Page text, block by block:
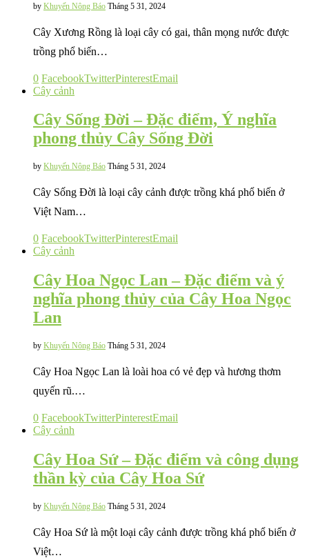
by Khuyến Nông Báo Tháng 5 31, 2024
Cây Xương Rồng là loại cây có gai, thân mọng nước được
trồng phổ biến…
0 FacebookTwitterPinterestEmail
Cây cảnh
Cây Sống Đời – Đặc điểm, Ý nghĩa
phong thủy Cây Sống Đời
by Khuyến Nông Báo Tháng 5 31, 2024
Cây Sống Đời là loại cây cảnh được trồng khá phổ biến ở
Việt Nam…
0 FacebookTwitterPinterestEmail
Cây cảnh
Cây Hoa Ngọc Lan – Đặc điểm và ý
nghĩa phong thủy của Cây Hoa Ngọc
Lan
by Khuyến Nông Báo Tháng 5 31, 2024
Cây Hoa Ngọc Lan là loài hoa có vẻ đẹp và hương thơm
quyến rũ.…
0 FacebookTwitterPinterestEmail
Cây cảnh
Cây Hoa Sứ – Đặc điểm và công dụng
thần kỳ của Cây Hoa Sứ
by Khuyến Nông Báo Tháng 5 31, 2024
Cây Hoa Sứ là một loại cây cảnh được trồng khá phổ biến ở
Việt…